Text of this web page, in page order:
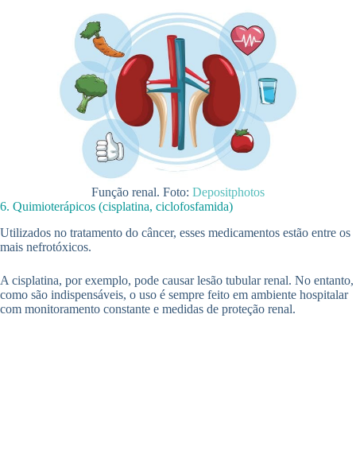
Função renal. Foto: Depositphotos
6. Quimioterápicos (cisplatina, ciclofosfamida)
Utilizados no tratamento do câncer, esses medicamentos estão entre os
mais nefrotóxicos.
A cisplatina, por exemplo, pode causar lesão tubular renal. No entanto,
como são indispensáveis, o uso é sempre feito em ambiente hospitalar
com monitoramento constante e medidas de proteção renal.